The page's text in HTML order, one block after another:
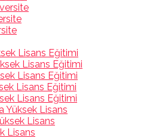
Lisans Eğitimi
Lisans Eğitimi
Lisans Eğitimi
Lisans Eğitimi
Lisans Eğitimi
Yüksek Lisans
Lisans
Lisans